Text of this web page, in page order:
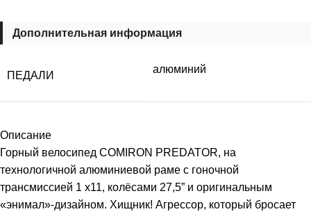
Дополнительная информация
ПЕДАЛИ
алюминий
Описание
Горный велосипед COMIRON PREDATOR, на
технологичной алюминиевой раме с гоночной
трансмиссией 1 x11, колёсами 27,5” и оригинальным
«энимал»-дизайном. Хищник! Агрессор, который бросает